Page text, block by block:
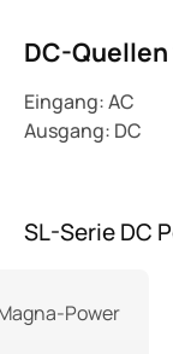
DC-
Eingang: AC
Ausgang: DC
Produktgalerie
SL-Serie DC
Power